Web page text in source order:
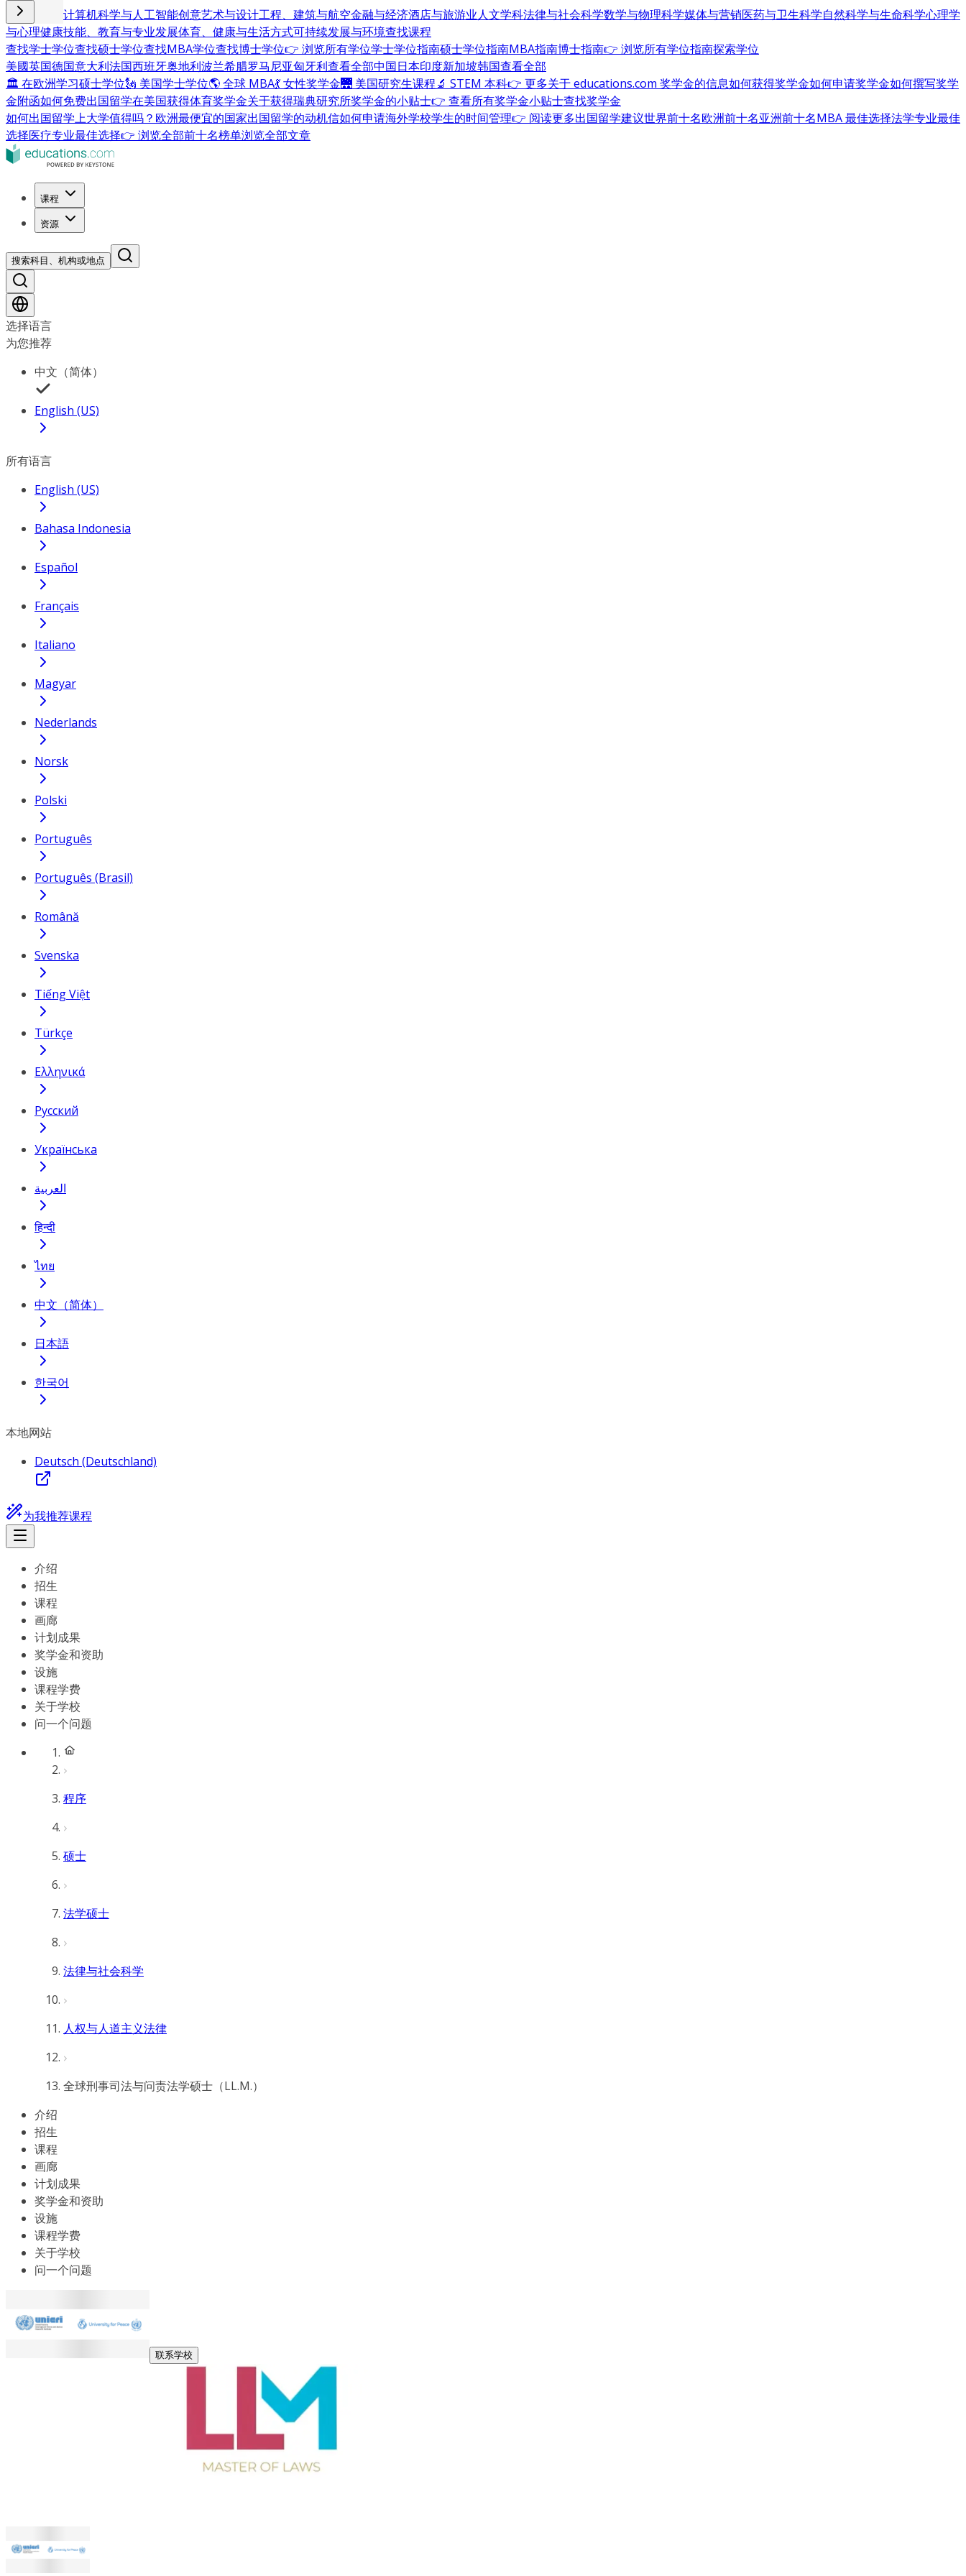
商业与管理 计算机科学与人工智能创意艺术与设计工程、建筑与航空金融与经济酒店与旅游业人文学科法律与社会科学数学与物理科学媒体与营销医药与卫生科学自然科学与生命科学心理学
与心理健康技能、教育与专业发展体育、健康与生活方式可持续发展与环境查找课程
查找学士学位查找硕士学位查找MBA学位查找博士学位👉 浏览所有学位学士学位指南硕士学位指南MBA指南博士指南👉 浏览所有学位指南探索学位
美國英国德国意大利法国西班牙奥地利波兰希腊罗马尼亚匈牙利查看全部中国日本印度新加坡韩国查看全部
🏛 在欧洲学习硕士学位🗽 美国学士学位🌎 全球 MBA💃 女性奖学金🌉 美国研究生课程🔬 STEM 本科👉 更多关于 educations.com 奖学金的信息如何获得奖学金如何申请奖学金如何撰写奖学
金附函如何免费出国留学在美国获得体育奖学金关于获得瑞典研究所奖学金的小贴士👉 查看所有奖学金小贴士查找奖学金
如何出国留学上大学值得吗？ 欧洲最便宜的国家出国留学的动机信如何申请海外学校学生的时间管理👉 阅读更多出国留学建议世界前十名欧洲前十名亚洲前十名MBA 最佳选择法学专业最佳
选择医疗专业最佳选择👉 浏览全部前十名榜单浏览全部文章
课程
资源
搜索科目、机构或地点
选择语言
为您推荐
中文（简体）
English (US)
所有语言
English (US)
Bahasa Indonesia
Español
Français
Italiano
Magyar
Nederlands
Norsk
Polski
Português
Português (Brasil)
Română
Svenska
Tiếng Việt
Türkçe
Ελληνικά
Русский
Українська
العربية
हिन्दी
ไทย
中文（简体）
日本語
한국어
本地网站
Deutsch (Deutschland)
为我推荐课程
介绍
招生
课程
画廊
计划成果
奖学金和资助
设施
课程学费
关于学校
问一个问题
程序
硕士
法学硕士
法律与社会科学
人权与人道主义法律
全球刑事司法与问责法学硕士（LL.M.）
介绍
招生
课程
画廊
计划成果
奖学金和资助
设施
课程学费
关于学校
问一个问题
联系学校